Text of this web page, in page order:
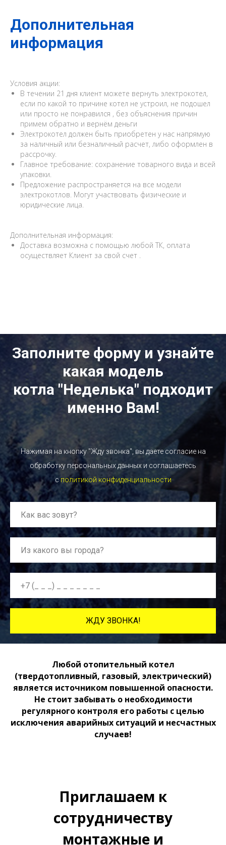
Дополнительная
информация
Условия акции:
В течении 21 дня клиент можете вернуть электрокотел,
если по какой то причине котел не устроил, не подошел
или просто не понравился , без объяснения причин
примем обратно и вернём деньги
Электрокотел должен быть приобретен у нас напрямую
за наличный или безналичный расчет, либо оформлен в
рассрочку.
Главное требование: сохранение товарного вида и всей
упаковки.
Предложение распространяется на все модели
электрокотлов. Могут участвовать физические и
юридические лица.
Дополнительная информация:
Доставка возможна с помощью любой ТК, оплата
осуществляет Клиент за свой счет .
Заполните форму и узнайте
какая модель
котла "Неделька" подходит
именно Вам!
Нажимая на кнопку "Жду звонка", вы даете согласие на
обработку персональных данных и соглашаетесь
cполитикой конфиденциальности
ЖДУ ЗВОНКА!
Любой отопительный котел
(твердотопливный, газовый, электрический)
является источником повышенной опасности.
Не стоит забывать о необходимости
регулярного контроля его работы с целью
исключения аварийных ситуаций и несчастных
случаев!
Приглашаем к
сотрудничеству
монтажные и